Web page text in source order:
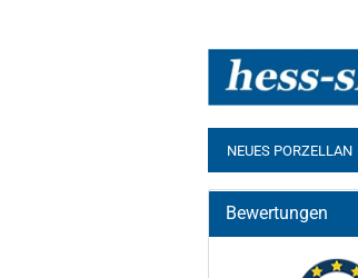
NEUES PORZELLAN
AUSSENSAUNA
Bewertungen